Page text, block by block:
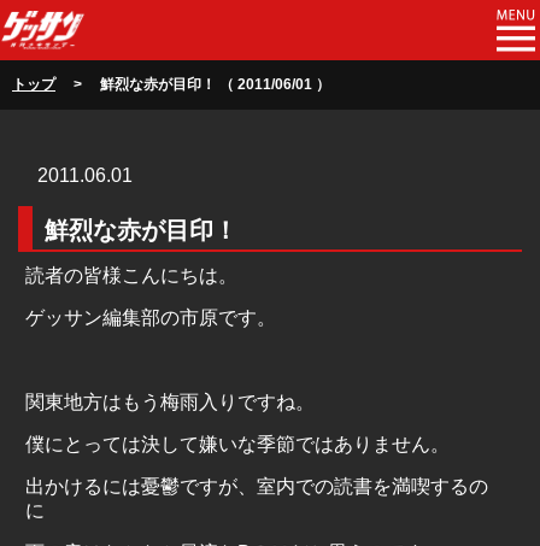
トップ> 鮮烈な赤が目印！ （ 2011/06/01 ）
2011.06.01
鮮烈な赤が目印！
読者の皆様こんにちは。
ゲッサン編集部の市原です。
関東地方はもう梅雨入りですね。
僕にとっては決して嫌いな季節ではありません。
出かけるには憂鬱ですが、室内での読書を満喫するの
に